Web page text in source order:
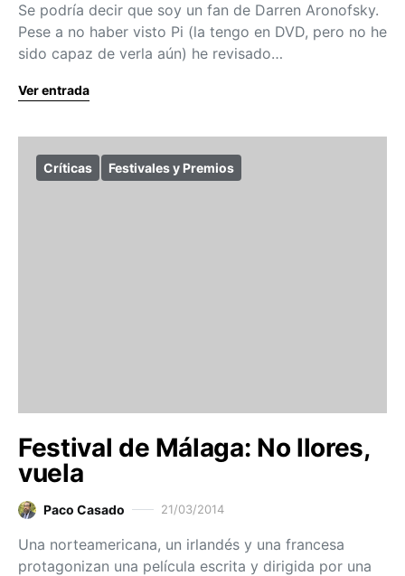
Se podría decir que soy un fan de Darren Aronofsky.
Pese a no haber visto Pi (la tengo en DVD, pero no he
sido capaz de verla aún) he revisado…
Ver entrada
Críticas Festivales y Premios
Festival de Málaga: No llores,
vuela
Paco Casado 21/03/2014
Una norteamericana, un irlandés y una francesa
protagonizan una película escrita y dirigida por una